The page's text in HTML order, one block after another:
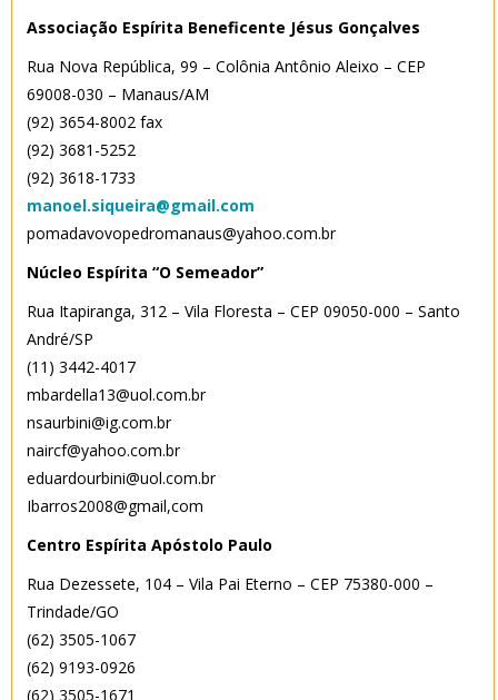
Associação Espírita Beneficente Jésus Gonçalves
Rua Nova República, 99 – Colônia Antônio Aleixo – CEP
69008-030 – Manaus/AM
(92) 3654-8002 fax
(92) 3681-5252
(92) 3618-1733
manoel.siqueira@gmail.com
pomadavovopedromanaus@yahoo.com.br
Núcleo Espírita “O Semeador”
Rua Itapiranga, 312 – Vila Floresta – CEP 09050-000 – Santo
André/SP
(11) 3442-4017
mbardella13@uol.com.br
nsaurbini@ig.com.br
naircf@yahoo.com.br
eduardourbini@uol.com.br
Ibarros2008@gmail,com
Centro Espírita Apóstolo Paulo
Rua Dezessete, 104 – Vila Pai Eterno – CEP 75380-000 –
Trindade/GO
(62) 3505-1067
(62) 9193-0926
(62) 3505-1671